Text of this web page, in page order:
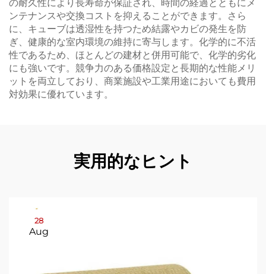
の耐久性により長寿命が保証され、時間の経過とともにメ
ンテナンスや交換コストを抑えることができます。さら
に、キューブは透湿性を持つため結露やカビの発生を防
ぎ、健康的な室内環境の維持に寄与します。化学的に不活
性であるため、ほとんどの建材と併用可能で、化学的劣化
にも強いです。競争力のある価格設定と長期的な性能メリ
ットを両立しており、商業施設や工業用途においても費用
対効果に優れています。
実用的なヒント
28
Aug